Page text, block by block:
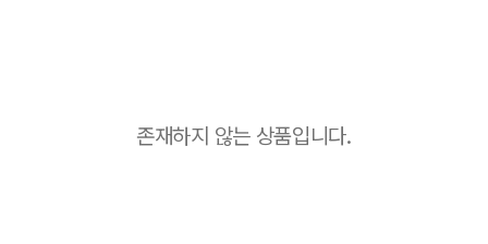
존재하지 않는 상품입니다.